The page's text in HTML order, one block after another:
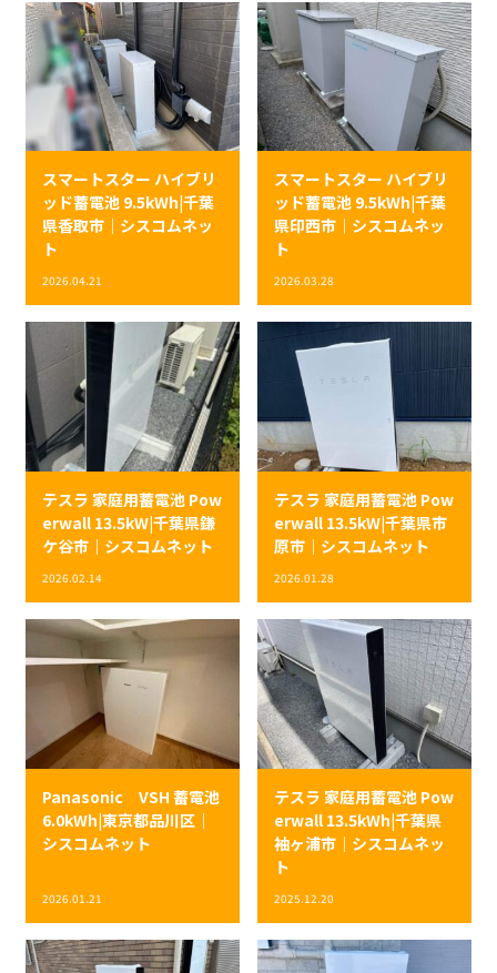
スマートスター ハイブリ
ッド蓄電池 9.5kWh|千葉
県香取市｜シスコムネッ
ト
2026.04.21
スマートスター ハイブリ
ッド蓄電池 9.5kWh|千葉
県印西市｜シスコムネッ
ト
2026.03.28
テスラ 家庭用蓄電池 Pow
erwall 13.5kW|千葉県鎌
ケ谷市｜シスコムネット
2026.02.14
テスラ 家庭用蓄電池 Pow
erwall 13.5kW|千葉県市
原市｜シスコムネット
2026.01.28
Panasonic VSH 蓄電池
6.0kWh|東京都品川区｜
シスコムネット
2026.01.21
テスラ 家庭用蓄電池 Pow
erwall 13.5kWh|千葉県
袖ヶ浦市｜シスコムネッ
ト
2025.12.20